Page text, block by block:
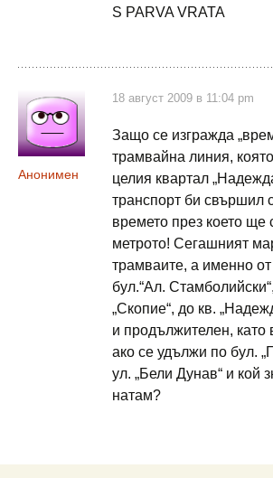
S PARVA VRATA
Анонимен
18 август 2009 в 11:04 pm
Защо се изгражда
трамвайна линия,
целия квартал
транспорт би свършил
времето през което ще
метрото! Сегашният
трамваите, а именно
бул.“Ал.
„Скопие“, до кв.
и продължителен, като
ако се удължи по бул.
ул. „Бели Дунав“ и кой
натам?